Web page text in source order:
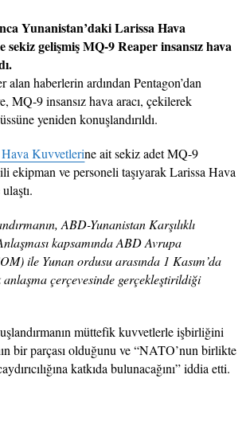
Yunanistan’daki Larissa Hava
sekiz gelişmiş MQ-9 Reaper insansız hava
alan haberlerin ardından Pentagon’dan
MQ-9 insansız hava aracı, çekilerek
yeniden konuşlandırıldı.
Kuvvetlerine ait sekiz adet MQ-9
ekipman ve personeli taşıyarak Larissa Hava
ABD-Yunanistan Karşılıklı
kapsamında ABD Avrupa
ile Yunan ordusu arasında 1 Kasım’da
anlaşma çerçevesinde gerçekleştirildiği
müttefik kuvvetlerle işbirliğini
bir parçası olduğunu ve “NATO’nun birlikte
katkıda bulunacağını” iddia etti.